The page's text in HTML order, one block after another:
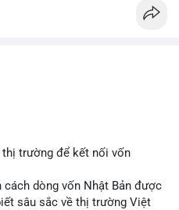
thị trường để kết nối vốn
cách dòng vốn Nhật Bản được
sâu sắc về thị trường Việt